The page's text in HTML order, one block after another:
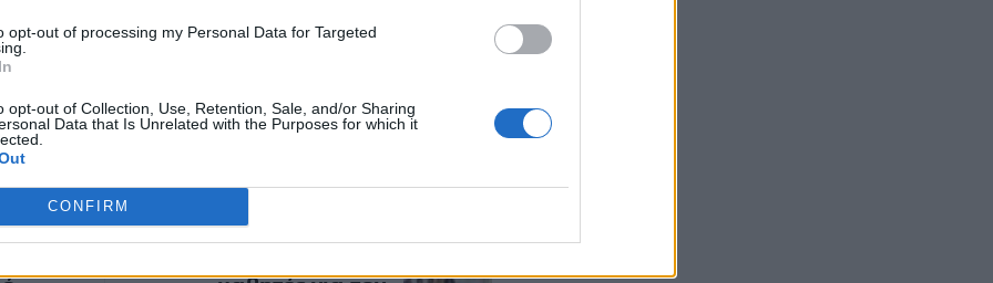
opt-out of processing my Personal Data for Targeted
opt-out of Collection, Use, Retention, Sale, and/or Sharing
Data that Is Unrelated with the Purposes for which it
CONFIRM